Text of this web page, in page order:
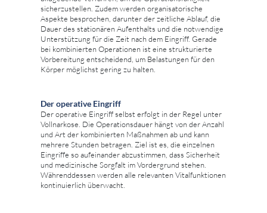
sicherzustellen. Zudem werden organisatorische
Aspekte besprochen, darunter der zeitliche Ablauf, die
Dauer des stationären Aufenthalts und die notwendige
Unterstützung für die Zeit nach dem Eingriff. Gerade
bei kombinierten Operationen ist eine strukturierte
Vorbereitung entscheidend, um Belastungen für den
Körper möglichst gering zu halten.
Der operative Eingriff
Der operative Eingriff selbst erfolgt in der Regel unter
Vollnarkose. Die Operationsdauer hängt von der Anzahl
und Art der kombinierten Maßnahmen ab und kann
mehrere Stunden betragen. Ziel ist es, die einzelnen
Eingriffe so aufeinander abzustimmen, dass Sicherheit
und medizinische Sorgfalt im Vordergrund stehen.
Währenddessen werden alle relevanten Vitalfunktionen
kontinuierlich überwacht.